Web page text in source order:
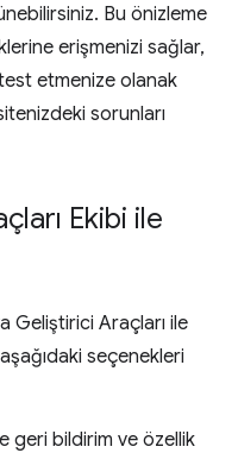
Bu önizleme
erişmenizi sağlar,
etmenize olanak
sorunları
Ekibi ile
Geliştirici Araçları ile
seçenekleri
geri bildirim ve özellik